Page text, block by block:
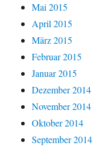
Mai 2015
April 2015
März 2015
Februar 2015
Januar 2015
Dezember 2014
November 2014
Oktober 2014
September 2014